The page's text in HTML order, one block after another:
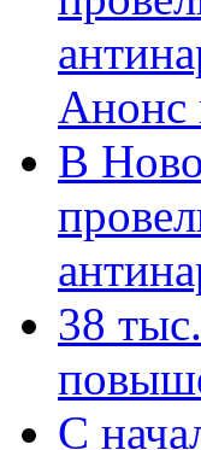
Анонс
В
38
С